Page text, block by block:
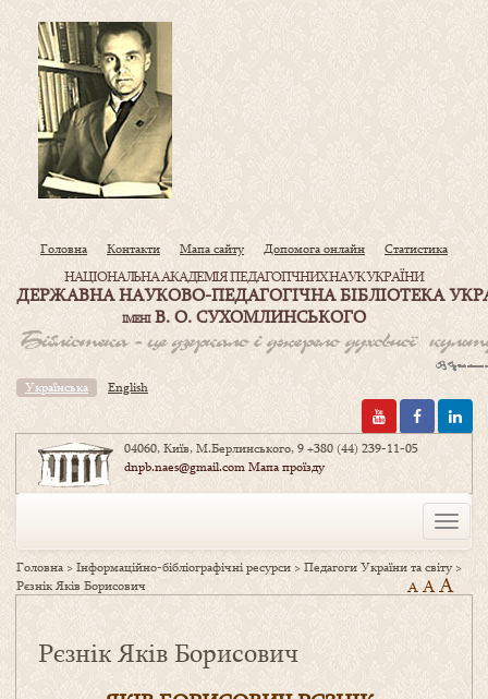
Головна Контакти Мапа сайту Допомога онлайн Статистика
НАЦІОНАЛЬНА АКАДЕМІЯ ПЕДАГОГІЧНИХ НАУК УКРАЇНИ
ДЕРЖАВНА НАУКОВО-ПЕДАГОГІЧНА БІБЛІОТЕКА
ІМЕНІВ. О. СУХОМЛИНСЬКОГО
Українська English
04060, Київ, М.Берлинського, 9+380 (44) 239-11-05
dnpb.naes@gmail.comМапа проїзду
Toggle
Головна >Інформаційно-бібліографічні ресурси >Педагоги України та світу>
Рєзнік Яків Борисович
A AA
Рєзнік Яків Борисович